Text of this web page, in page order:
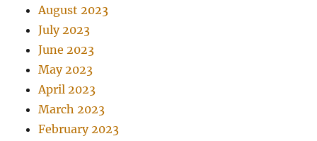
August 2023
July 2023
June 2023
May 2023
April 2023
March 2023
February 2023